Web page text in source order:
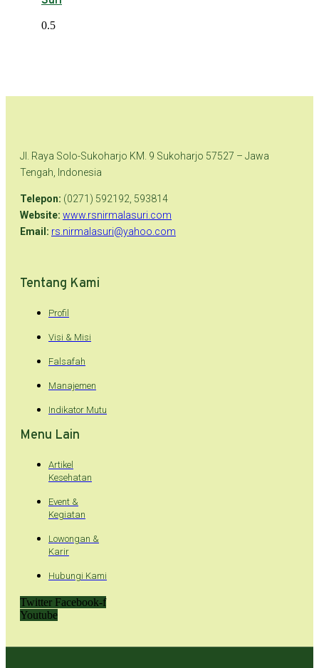
Jl. Raya Solo-Sukoharjo KM. 9 Sukoharjo 57527 – Jawa
Tengah, Indonesia
Telepon: (0271) 592192, 593814
Website: www.rsnirmalasuri.com
Email: rs.nirmalasuri@yahoo.com
Tentang Kami
Profil
Visi & Misi
Falsafah
Manajemen
Indikator Mutu
Menu Lain
Artikel
Kesehatan
Event &
Kegiatan
Lowongan &
Karir
Hubungi Kami
Twitter Facebook-f
Youtube